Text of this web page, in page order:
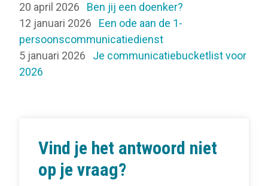
20 april 2026
Ben jij een doenker?
12 januari 2026
Een ode aan de 1-
persoonscommunicatiedienst
5 januari 2026
Je communicatiebucketlist voor
2026
Vind je het antwoord niet
op je vraag?